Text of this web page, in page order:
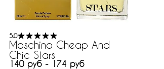
5.0
Moschino Cheap And
Chic Stars
140 руб - 174 руб